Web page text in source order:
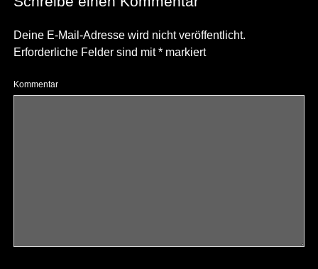
Deine E-Mail-Adresse wird nicht veröffentlicht.
Erforderliche Felder sind mit*markiert
Kommentar